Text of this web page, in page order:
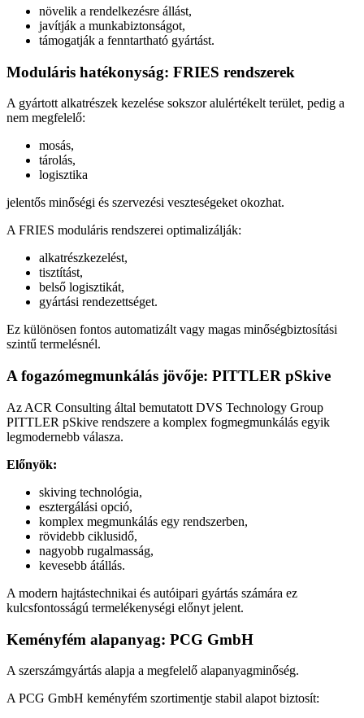
növelik a rendelkezésre állást,
javítják a munkabiztonságot,
támogatják a fenntartható gyártást.
Moduláris hatékonyság: FRIES rendszerek
A gyártott alkatrészek kezelése sokszor alulértékelt terület, pedig a
nem megfelelő:
mosás,
tárolás,
logisztika
jelentős minőségi és szervezési veszteségeket okozhat.
A FRIES moduláris rendszerei optimalizálják:
alkatrészkezelést,
tisztítást,
belső logisztikát,
gyártási rendezettséget.
Ez különösen fontos automatizált vagy magas minőségbiztosítási
szintű termelésnél.
A fogazómegmunkálás jövője: PITTLER pSkive
Az ACR Consulting által bemutatott DVS Technology Group
PITTLER pSkive rendszere a komplex fogmegmunkálás egyik
legmodernebb válasza.
Előnyök:
skiving technológia,
esztergálási opció,
komplex megmunkálás egy rendszerben,
rövidebb ciklusidő,
nagyobb rugalmasság,
kevesebb átállás.
A modern hajtástechnikai és autóipari gyártás számára ez
kulcsfontosságú termelékenységi előnyt jelent.
Keményfém alapanyag: PCG GmbH
A szerszámgyártás alapja a megfelelő alapanyagminőség.
A PCG GmbH keményfém szortimentje stabil alapot biztosít: